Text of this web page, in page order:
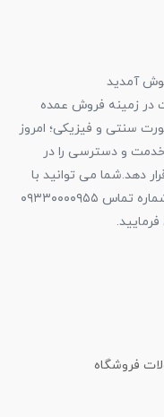
خوش آمدید
در زمینه فروش عمده
سنتی و فیزیکی؛ امروز
خدمت و دسترسی را در
دهد.شما می توانید با
ثبت نام به عنوان همکار و احراز هویت به شماره تماس ۰۹۳۳۰۰۰۰۹۵۵
فروشگاه